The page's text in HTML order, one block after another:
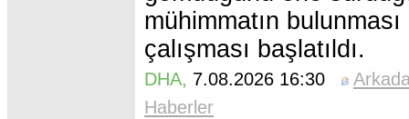
mühimmatın
çalışması başlatıldı.
DHA, 7.08.2026 16:30
Haberler